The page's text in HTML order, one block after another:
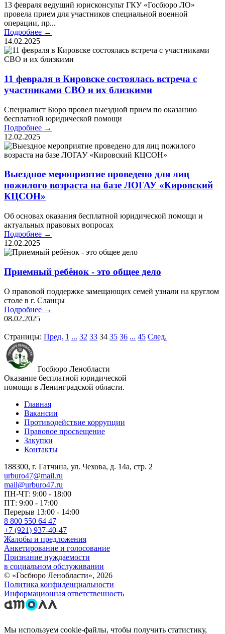
13 февраля ведущий юрисконсульт ГКУ «Госбюро ЛО»
провела прием для участников специальной военной
операции, пр...
Подробнее →
14.02.2025
11 февраля в Кировске состоялась встреча с
участниками СВО и их близкими
Специалист Бюро провел выездной прием по оказанию
бесплатной юридической помощи
Подробнее →
12.02.2025
Выездное мероприятие проведено для лиц
пожилого возраста на базе ЛОГАУ «Кировский
КЦСОН»
Об основах оказания бесплатной юридической помощи и
актуальных правовых вопросах
Подробнее →
12.02.2025
Приемный ребёнок - это общее дело
О правовой поддержке замещающих семей узнали на круглом
столе в г. Сланцы
Подробнее →
08.02.2025
Страницы: Пред. 1 ... 32 33 34 35 36 ... 45 След.
Госбюро Ленобласти
Оказание бесплатной юридической
помощи в Ленинградской области.
Главная
Вакансии
Противодействие коррупции
Правовое просвещение
Закупки
Контакты
188300, г. Гатчина, ул. Чехова, д. 14а, стр. 2
urburo47@mail.ru
mail@urburo47.ru
ПН-ЧТ: 9:00 - 18:00
ПТ: 9:00 - 17:00
Перерыв 13:00 - 14:00
8 800 550 64 47
+7 (921) 937-40-47
Жалобы и предложения
Анкетирование и голосование
Признание нуждаемости
в социальном обслуживании
© «Госбюро Ленобласти», 2026
Политика конфиденциальности
Информационная ответственность
Мы используем cookie-файлы, чтобы получить статистику,